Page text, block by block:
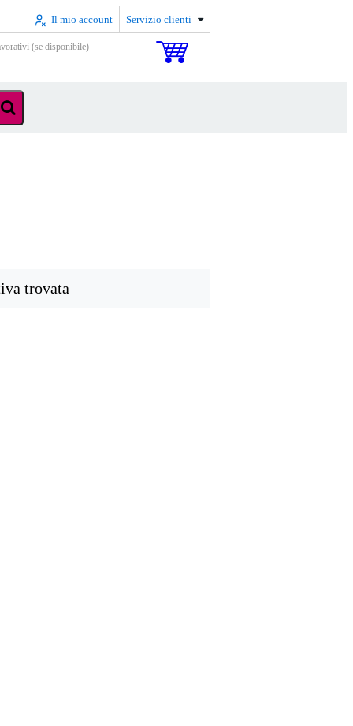
Il mio account Servizio clienti
(se disponibile)
trovata